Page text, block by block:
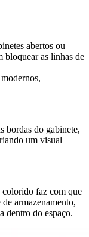
abertos ou
bloquear as linhas de
bordas do gabinete,
um visual
faz com que
armazenamento,
dentro do espaço.